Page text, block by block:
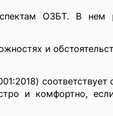
ОЗБТ. В нем
и
соответствует
и комфортно,